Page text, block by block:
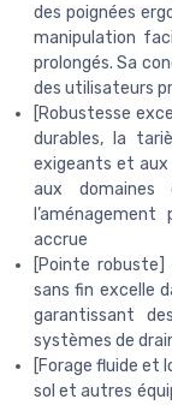
des poignées
manipulation
prolongés. Sa
des utilisateurs
[Robustesse
durables, la
exigeants et
aux
accrue
[Pointe robuste]
sans fin excelle
garantissant
systèmes de
[Forage fluide et
sol et autres